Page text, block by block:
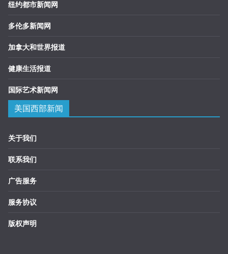
纽约都市新闻网
多伦多新闻网
加拿大和世界报道
健康生活报道
国际艺术新闻网
美国西部新闻
关于我们
联系我们
广告服务
服务协议
版权声明